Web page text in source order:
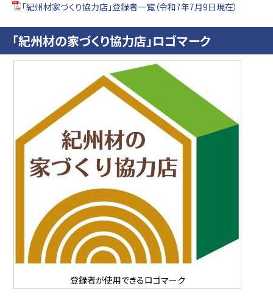
「紀州材家づくり協力店」登録者一覧（令和7年7月9日現在）
「紀州材の家づくり協力店」ロゴマーク
登録者が使用できるロゴマーク